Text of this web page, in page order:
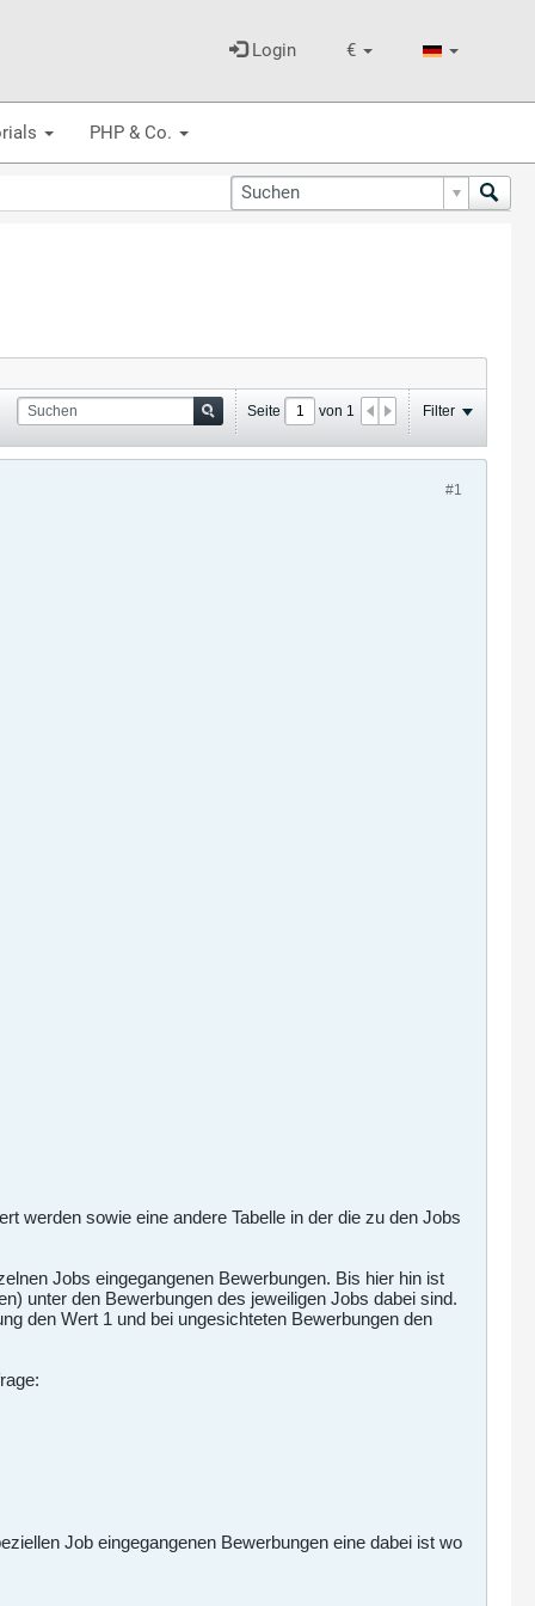
€
Login
PHP & Co.
Seite von 1 Filter
#1
werden sowie eine andere Tabelle in der die zu den Jobs
Jobs eingegangenen Bewerbungen. Bis hier hin ist
unter den Bewerbungen des jeweiligen Jobs dabei sind.
den Wert 1 und bei ungesichteten Bewerbungen den
Job eingegangenen Bewerbungen eine dabei ist wo